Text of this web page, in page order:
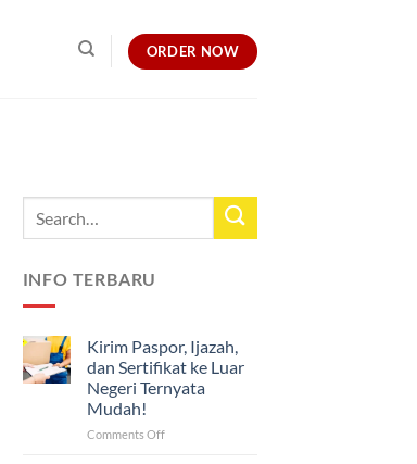
ORDER NOW
INFO TERBARU
Kirim Paspor, Ijazah,
dan Sertifikat ke Luar
Negeri Ternyata
Mudah!
Comments Offon